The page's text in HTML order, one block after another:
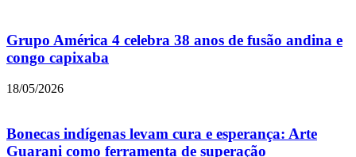
Grupo América 4 celebra 38 anos de fusão andina e
congo capixaba
18/05/2026
Bonecas indígenas levam cura e esperança: Arte
Guarani como ferramenta de superação